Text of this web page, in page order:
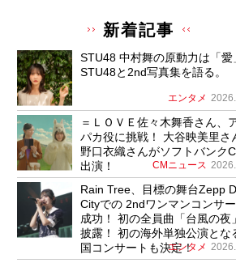
新着記事
STU48 中村舞の原動力は「愛
STU48と2nd写真集を語る。
エンタメ
＝ＬＯＶＥ佐々木舞香さん、
パカ役に挑戦！ 大谷映美里さ
野口衣織さんがソフトバンク
出演！
CMニュース
Rain Tree、目標の舞台Zepp
Cityでの 2ndワンマンコンサ
成功！ 初の全員曲「台風の夜
披露！ 初の海外単独公演とな
国コンサートも決定！
エンタメ